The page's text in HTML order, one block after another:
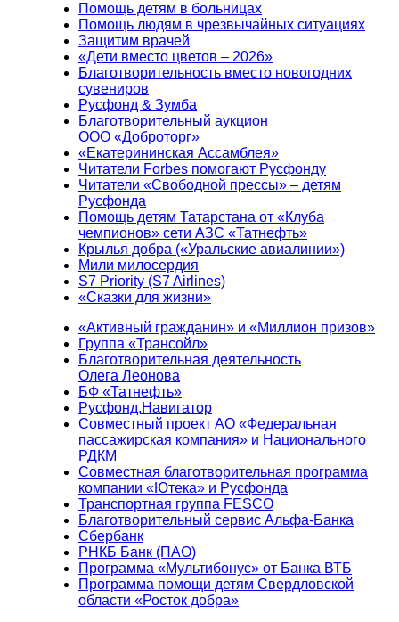
Помощь детям в больницах
Помощь людям в чрезвычайных ситуациях
Защитим врачей
«Дети вместо цветов – 2026»
Благотворительность вместо новогодних
сувениров
Русфонд & Зумба
Благотворительный аукцион
ООО «Доброторг»
«Екатерининская Ассамблея»
Читатели Forbes помогают Русфонду
Читатели «Свободной прессы» – детям
Русфонда
Помощь детям Татарстана от «Клуба
чемпионов» сети АЗС «Татнефть»
Крылья добра («Уральские авиалинии»)
Мили милосердия
S7 Priority (S7 Airlines)
«Сказки для жизни»
«Активный гражданин» и «Миллион призов»
Группа «Трансойл»
Благотворительная деятельность
Олега Леонова
БФ «Татнефть»
Русфонд.Навигатор
Совместный проект АО «Федеральная
пассажирская компания» и Национального
РДКМ
Совместная благотворительная программа
компании «Ютека» и Русфонда
Транспортная группа FESCO
Благотворительный сервис Альфа-Банка
Сбербанк
РНКБ Банк (ПАО)
Программа «Мультибонус» от Банка ВТБ
Программа помощи детям Свердловской
области «Росток добра»